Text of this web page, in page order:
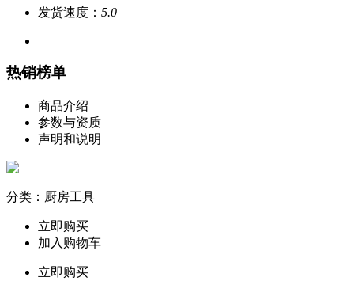
发货速度： 5.0
热销榜单
商品介绍
参数与资质
声明和说明
分类：厨房工具
立即购买
加入购物车
立即购买